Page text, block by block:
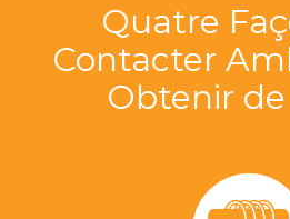
Quatre
Contacter
Obtenir